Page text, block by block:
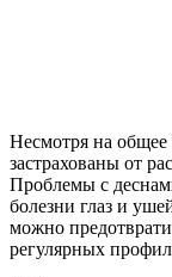
Несмотря на общее
застрахованы от
Проблемы с
болезни глаз и
можно
регулярных